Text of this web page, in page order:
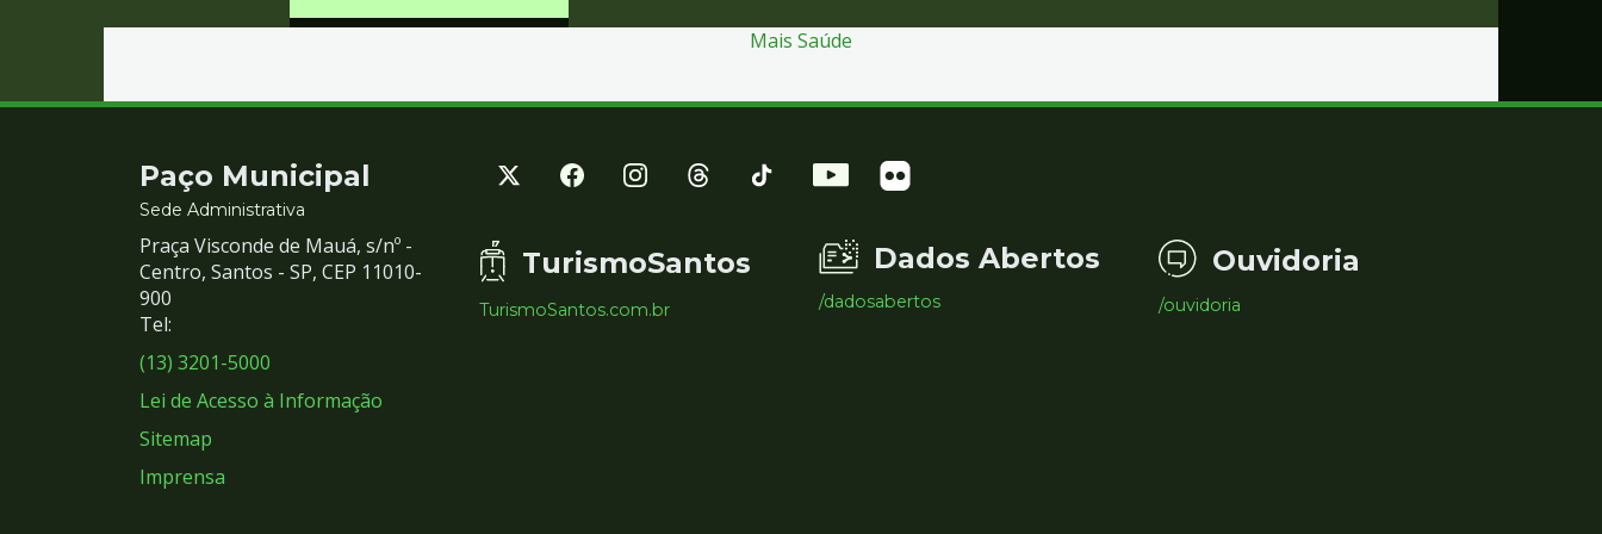
Mais Saúde
Contato
e
Redes
Sociais
Paço Municipal
Sede Administrativa
Praça Visconde de Mauá, s/nº -
Centro, Santos - SP, CEP 11010-
900
Tel:
(13) 3201-5000
Lei de Acesso à Informação
Sitemap
Imprensa
TurismoSantos
TurismoSantos.com.br
Dados Abertos
/dadosabertos
Ouvidoria
/ouvidoria